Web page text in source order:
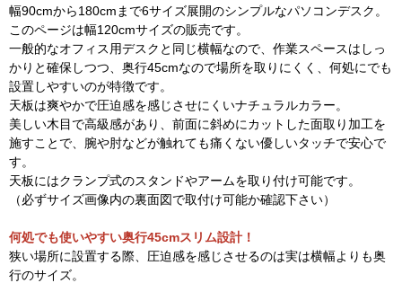
幅90cmから180cmまで6サイズ展開のシンプルなパソコンデスク。
このページは幅120cmサイズの販売です。
一般的なオフィス用デスクと同じ横幅なので、作業スペースはしっ
かりと確保しつつ、奥行45cmなので場所を取りにくく、何処にでも
設置しやすいのが特徴です。
天板は爽やかで圧迫感を感じさせにくいナチュラルカラー。
美しい木目で高級感があり、前面に斜めにカットした面取り加工を
施すことで、腕や肘などが触れても痛くない優しいタッチで安心で
す。
天板にはクランプ式のスタンドやアームを取り付け可能です。
（必ずサイズ画像内の裏面図で取付け可能か確認下さい）
何処でも使いやすい奥行45cmスリム設計！
狭い場所に設置する際、圧迫感を感じさせるのは実は横幅よりも奥
行のサイズ。